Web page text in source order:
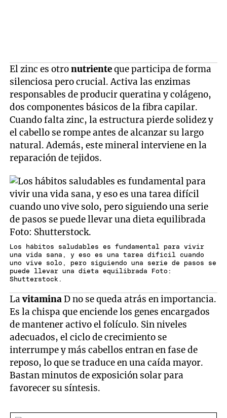
El zinc es otronutrienteque participa de forma
silenciosa pero crucial. Activa las enzimas
responsables de producir queratina y colágeno,
dos componentes básicos de la fibra capilar.
Cuando falta zinc, la estructura pierde solidez y
el cabello se rompe antes de alcanzar su largo
natural. Además, este mineral interviene en la
reparación de tejidos.
Los hábitos saludables es fundamental para vivir
una vida sana, y eso es una tarea difícil cuando
uno vive solo, pero siguiendo una serie de pasos se
puede llevar una dieta equilibrada Foto:
Shutterstock.
LavitaminaD no se queda atrás en importancia.
Es la chispa que enciende los genes encargados
de mantener activo el folículo. Sin niveles
adecuados, el ciclo de crecimiento se
interrumpe y más cabellos entran en fase de
reposo, lo que se traduce en una caída mayor.
Bastan minutos de exposición solar para
favorecer su síntesis.